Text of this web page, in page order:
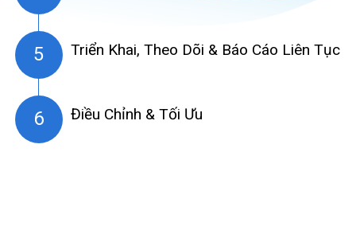
Triển Khai, Theo Dõi & Báo Cáo Liên Tục
Điều Chỉnh & Tối Ưu